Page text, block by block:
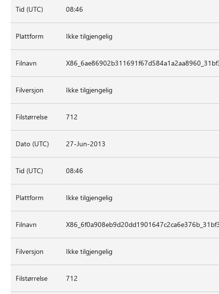
Tid (UTC) 08:46
Plattform Ikke tilgjengelig
Filnavn
Filversjon Ikke tilgjengelig
Filstørrelse 712
Dato (UTC) 27-Jun-2013
Tid (UTC) 08:46
Plattform Ikke tilgjengelig
Filnavn
Filversjon Ikke tilgjengelig
Filstørrelse 712